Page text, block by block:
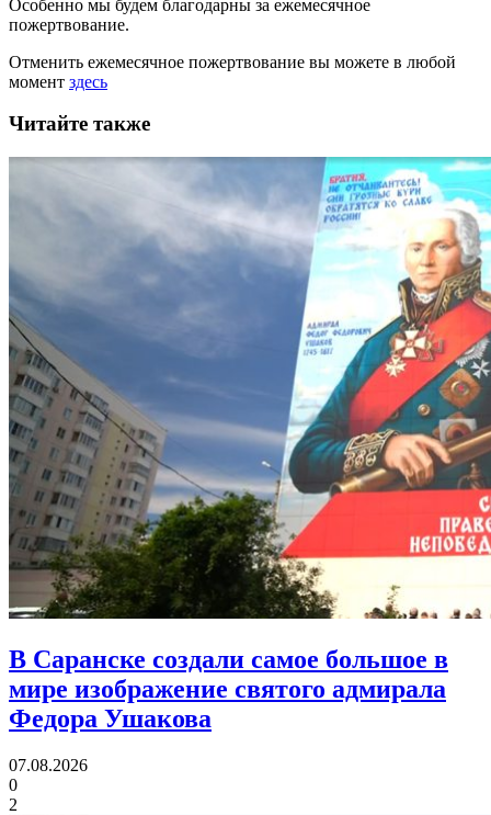
Особенно мы будем благодарны за ежемесячное
пожертвование.
Отменить ежемесячное пожертвование вы можете в любой
момент здесь
Читайте также
В Саранске создали самое большое в
мире изображение святого адмирала
Федора Ушакова
07.08.2026
0
2